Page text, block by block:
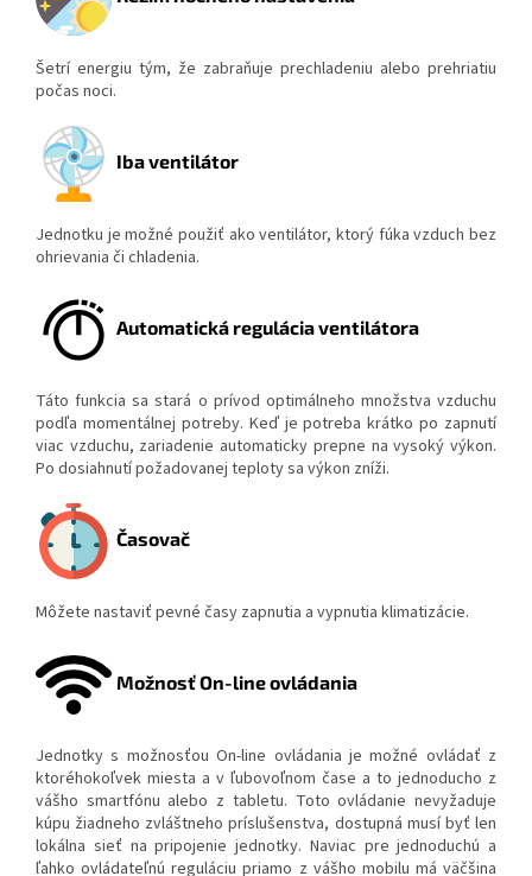
Šetrí energiu tým, že zabraňuje prechladeniu alebo prehriatiu
počas noci.
Iba ventilátor
Jednotku je možné použiť ako ventilátor, ktorý fúka vzduch bez
ohrievania či chladenia.
Automatická regulácia ventilátora
Táto funkcia sa stará o prívod optimálneho množstva vzduchu
podľa momentálnej potreby. Keď je potreba krátko po zapnutí
viac vzduchu, zariadenie automaticky prepne na vysoký výkon.
Po dosiahnutí požadovanej teploty sa výkon zníži.
Časovač
Môžete nastaviť pevné časy zapnutia a vypnutia klimatizácie.
Možnosť On-line ovládania
Jednotky s možnosťou On-line ovládania je možné ovládať z
ktoréhokoľvek miesta a v ľubovoľnom čase a to jednoducho z
vášho smartfónu alebo z tabletu. Toto ovládanie nevyžaduje
kúpu žiadneho zvláštneho príslušenstva, dostupná musí byť len
lokálna sieť na pripojenie jednotky. Naviac pre jednoduchú a
ľahko ovládateľnú reguláciu priamo z vášho mobilu má väčšina